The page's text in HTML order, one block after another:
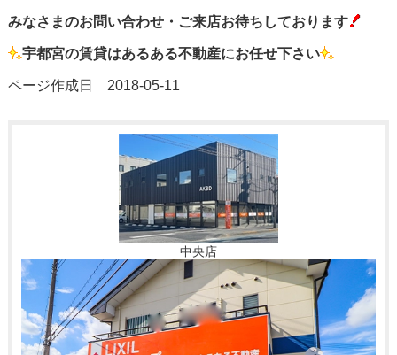
みなさまのお問い合わせ・ご来店お待ちしております
宇都宮の賃貸はあるある不動産にお任せ下さい
ページ作成日 2018-05-11
中央店